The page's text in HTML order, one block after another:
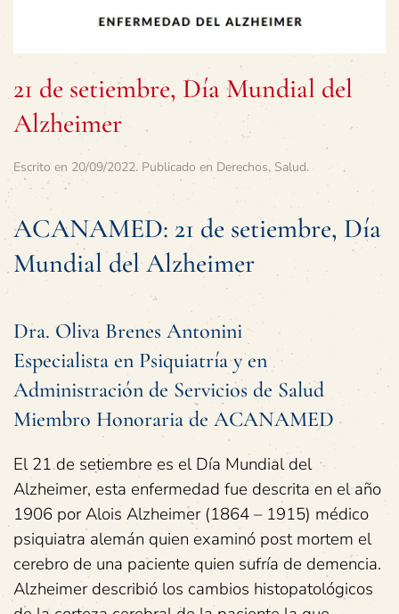
21 de setiembre, Día Mundial del
Alzheimer
Escrito en 20/09/2022. Publicado en Derechos, Salud.
ACANAMED: 21 de setiembre, Día
Mundial del Alzheimer
Dra. Oliva Brenes Antonini
Especialista en Psiquiatría y en
Administración de Servicios de Salud
Miembro Honoraria de ACANAMED
El 21 de setiembre es el Día Mundial del
Alzheimer, esta enfermedad fue descrita en el año
1906 por Alois Alzheimer (1864 – 1915) médico
psiquiatra alemán quien examinó post mortem el
cerebro de una paciente quien sufría de demencia.
Alzheimer describió los cambios histopatológicos